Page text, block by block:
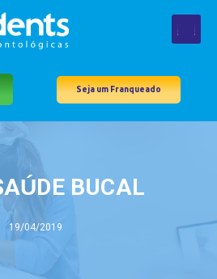
Seja um Franqueado
BUCAL
19/04/2019